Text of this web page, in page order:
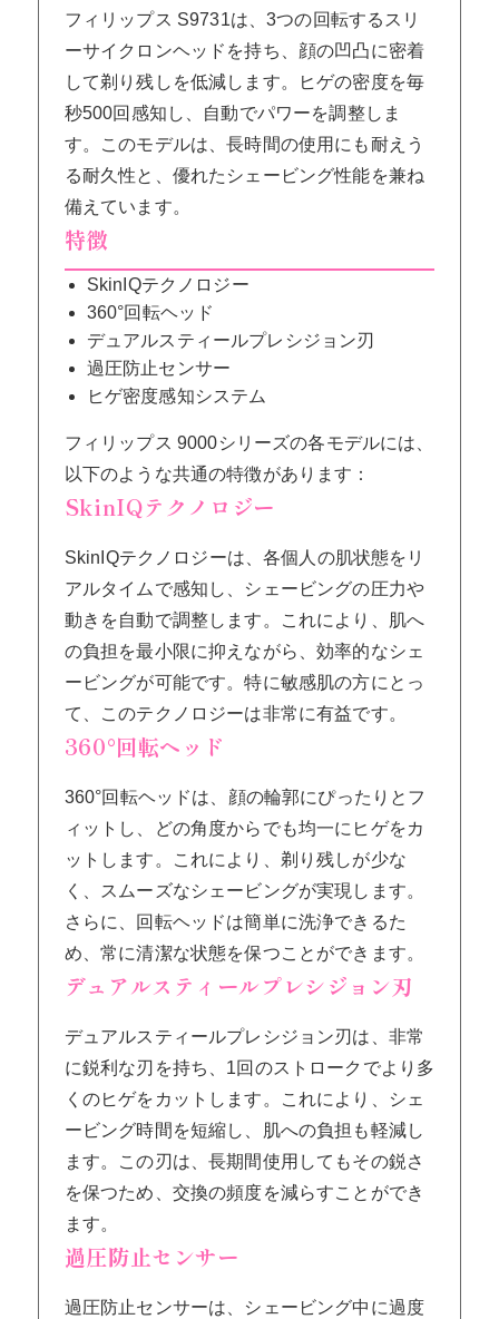
フィリップス S9731は、3つの回転するスリ
ーサイクロンヘッドを持ち、顔の凹凸に密着
して剃り残しを低減します。ヒゲの密度を毎
秒500回感知し、自動でパワーを調整しま
す。このモデルは、長時間の使用にも耐えう
る耐久性と、優れたシェービング性能を兼ね
備えています。
特徴
SkinIQテクノロジー
360°回転ヘッド
デュアルスティールプレシジョン刃
過圧防止センサー
ヒゲ密度感知システム
フィリップス 9000シリーズの各モデルには、
以下のような共通の特徴があります：
SkinIQテクノロジー
SkinIQテクノロジーは、各個人の肌状態をリ
アルタイムで感知し、シェービングの圧力や
動きを自動で調整します。これにより、肌へ
の負担を最小限に抑えながら、効率的なシェ
ービングが可能です。特に敏感肌の方にとっ
て、このテクノロジーは非常に有益です。
360°回転ヘッド
360°回転ヘッドは、顔の輪郭にぴったりとフ
ィットし、どの角度からでも均一にヒゲをカ
ットします。これにより、剃り残しが少な
く、スムーズなシェービングが実現します。
さらに、回転ヘッドは簡単に洗浄できるた
め、常に清潔な状態を保つことができます。
デュアルスティールプレシジョン刃
デュアルスティールプレシジョン刃は、非常
に鋭利な刃を持ち、1回のストロークでより多
くのヒゲをカットします。これにより、シェ
ービング時間を短縮し、肌への負担も軽減し
ます。この刃は、長期間使用してもその鋭さ
を保つため、交換の頻度を減らすことができ
ます。
過圧防止センサー
過圧防止センサーは、シェービング中に過度